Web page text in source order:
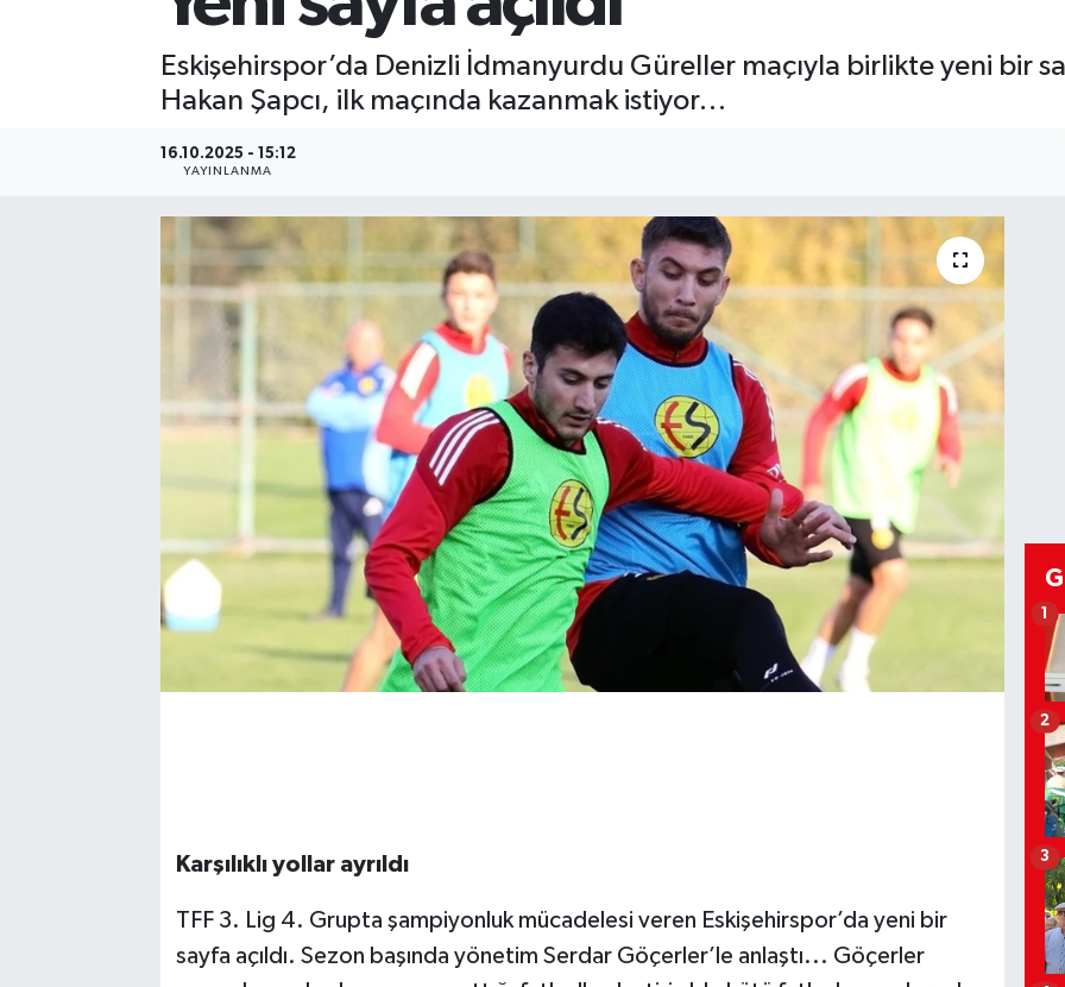
Eskişehirspor’da Denizli İdmanyurdu Güreller maçıyla birlikte yeni bir
Hakan Şapcı, ilk maçında kazanmak istiyor…
16.10.2025 - 15:12
YAYINLANMA
Karşılıklı yollar ayrıldı
TFF 3. Lig 4. Grupta şampiyonluk mücadelesi veren Eskişehirspor’da yeni bir
sayfa açıldı. Sezon başında yönetim Serdar Göçerler’le anlaştı... Göçerler
1
2
3